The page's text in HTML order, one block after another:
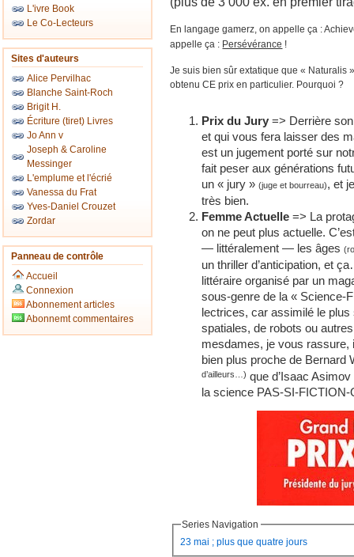
L'ivre Book
Le Co-Lecteurs
Sites d'auteurs
Alice Pervilhac
Blanche Saint-Roch
Brigit H.
Écriture (tiret) Livres
Jo Ann v
Joseph & Caroline
Messinger
L'emplume et l'écrié
Vanessa du Frat
Yves-Daniel Crouzet
Zordar
Panneau de contrôle
Accueil
Connexion
Abonnement articles
Abonnemt commentaires
En langage gamerz, on appelle ça :
appelle ça : Persévérance !
Je suis bien sûr extatique que « Naturalis
obtenu CE prix en particulier. Pourquoi ?
Prix du Jury => Derrière
et qui vous fera laisser des
est un jugement porté sur
fait peser aux générations
un « jury »(juge et bourreau), et
très bien.
Femme Actuelle => La
on ne peut plus actuelle.
— littéralement — les âges
un thriller d’anticipation, et
littéraire organisé par un
sous-genre de la « Science-
lectrices, car assimilé le
spatiales, de robots ou
mesdames, je vous rassure,
bien plus proche de Bernard
d’ailleurs…) que d’Isaac
la science PAS-SI-
Series Navigation
23 mai ; plus que quatre jours